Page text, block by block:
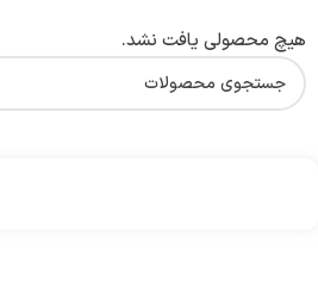
هیچ محصولی یافت نشد.